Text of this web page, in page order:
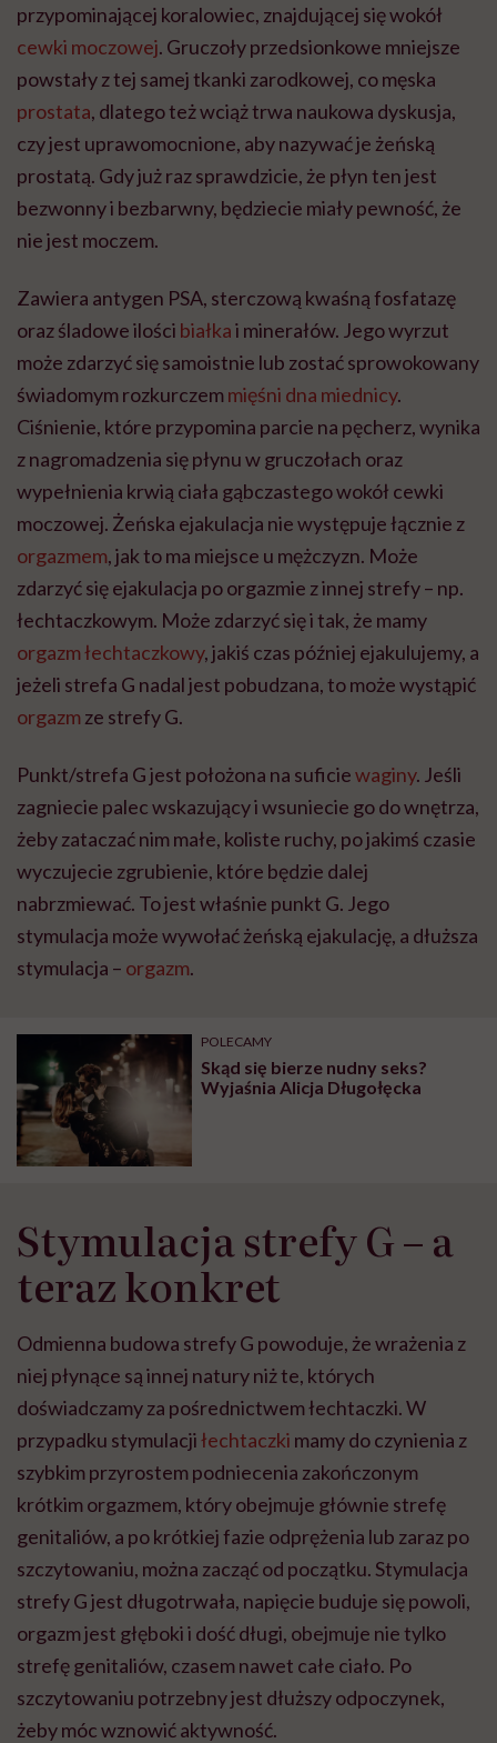
przypominającej koralowiec, znajdującej się wokół
cewki moczowej. Gruczoły przedsionkowe mniejsze
powstały z tej samej tkanki zarodkowej, co męska
prostata, dlatego też wciąż trwa naukowa dyskusja,
czy jest uprawomocnione, aby nazywać je żeńską
prostatą. Gdy już raz sprawdzicie, że płyn ten jest
bezwonny i bezbarwny, będziecie miały pewność, że
nie jest moczem.
Zawiera antygen PSA, sterczową kwaśną fosfatazę
oraz śladowe ilości białkai minerałów. Jego wyrzut
może zdarzyć się samoistnie lub zostać sprowokowany
świadomym rozkurczemmięśni dna miednicy.
Ciśnienie, które przypomina parcie na pęcherz, wynika
z nagromadzenia się płynu w gruczołach oraz
wypełnienia krwią ciała gąbczastego wokół cewki
moczowej. Żeńska ejakulacja nie występuje łącznie z
orgazmem, jak to ma miejsce u mężczyzn. Może
zdarzyć się ejakulacja po orgazmie z innej strefy – np.
łechtaczkowym. Może zdarzyć się i tak, że mamy
orgazm łechtaczkowy, jakiś czas później ejakulujemy, a
jeżeli strefa G nadal jest pobudzana, to może wystąpić
orgazm ze strefy G.
Punkt/strefa G jest położona na suficiewaginy. Jeśli
zagniecie palec wskazujący i wsuniecie go do wnętrza,
żeby zataczać nim małe, koliste ruchy, po jakimś czasie
wyczujecie zgrubienie, które będzie dalej
nabrzmiewać. To jest właśnie punkt G. Jego
stymulacja może wywołać żeńską ejakulację, a dłuższa
stymulacja – orgazm.
POLECAMY
Skąd się bierze nudny seks?
Wyjaśnia Alicja Długołęcka
Stymulacja strefy G – a
teraz konkret
Odmienna budowa strefy G powoduje, że wrażenia z
niej płynące są innej natury niż te, których
doświadczamy za pośrednictwem łechtaczki. W
przypadku stymulacjiłechtaczki mamy do czynienia z
szybkim przyrostem podniecenia zakończonym
krótkim orgazmem, który obejmuje głównie strefę
genitaliów, a po krótkiej fazie odprężenia lub zaraz po
szczytowaniu, można zacząć od początku. Stymulacja
strefy G jest długotrwała, napięcie buduje się powoli,
orgazm jest głęboki i dość długi, obejmuje nie tylko
strefę genitaliów, czasem nawet całe ciało. Po
szczytowaniu potrzebny jest dłuższy odpoczynek,
żeby móc wznowić aktywność.